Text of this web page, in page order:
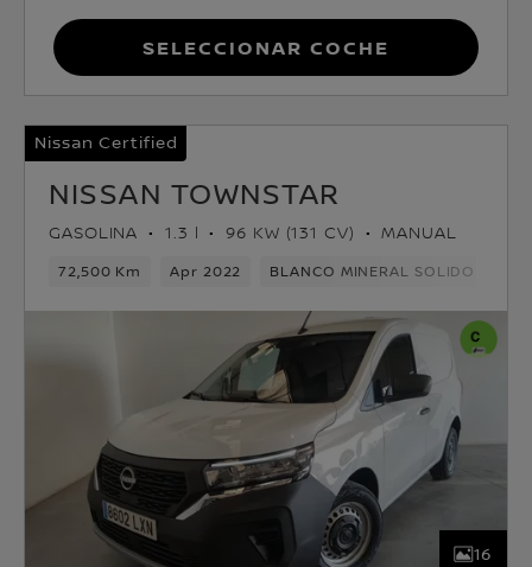
Seleccionar coche
Nissan Certified
NISSAN TOWNSTAR
GASOLINA 1.3 l 96 KW (131 CV) MANUAL
72,500 Km Apr 2022 BLANCO MINERAL SOLIDO
16